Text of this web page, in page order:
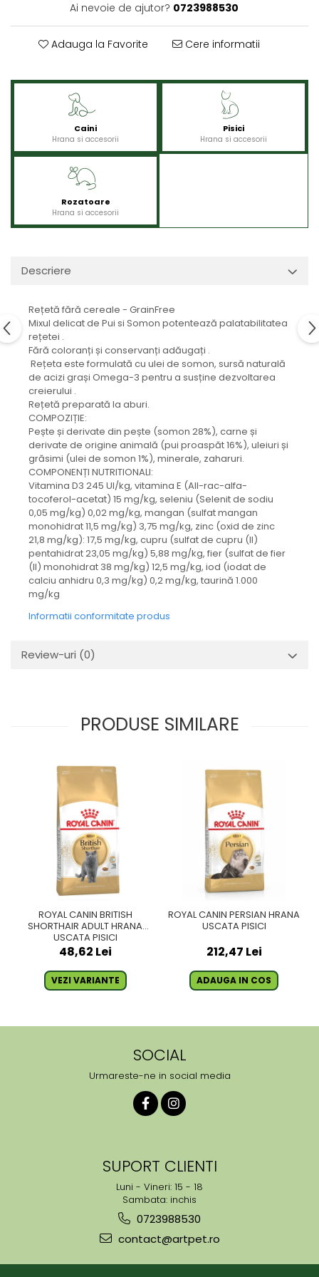
Ai nevoie de ajutor? 0723988530
Adauga la Favorite Cere informatii
Caini
Hrana si accesorii
Pisici
Hrana si accesorii
Rozatoare
Hrana si accesorii
Descriere
Rețetă fără cereale - GrainFree
Mixul delicat de Pui si Somon potentează palatabilitatea
rețetei .
Fără coloranți și conservanți adăugați .
Rețeta este formulată cu ulei de somon, sursă naturală
de acizi grași Omega-3 pentru a susține dezvoltarea
creierului .
Rețetă preparată la aburi.
COMPOZIȚIE:
Pește și derivate din pește (somon 28%), carne și
derivate de origine animală (pui proaspăt 16%), uleiuri și
grăsimi (ulei de somon 1%), minerale, zaharuri.
COMPONENȚI NUTRITIONALI:
Vitamina D3 245 UI/kg, vitamina E (All-rac-alfa-
tocoferol-acetat) 15 mg/kg, seleniu (Selenit de sodiu
0,05 mg/kg) 0,02 mg/kg, mangan (sulfat mangan
monohidrat 11,5 mg/kg) 3,75 mg/kg, zinc (oxid de zinc
21,8 mg/kg): 17,5 mg/kg, cupru (sulfat de cupru (II)
pentahidrat 23,05 mg/kg) 5,88 mg/kg, fier (sulfat de fier
(II) monohidrat 38 mg/kg) 12,5 mg/kg, iod (iodat de
calciu anhidru 0,3 mg/kg) 0,2 mg/kg, taurină 1.000
mg/kg
Informatii conformitate produs
Review-uri (0)
PRODUSE SIMILARE
ROYAL CANIN BRITISH
SHORTHAIR ADULT HRANA
USCATA PISICI
48,62 Lei
VEZI VARIANTE
ROYAL CANIN PERSIAN HRANA
USCATA PISICI
212,47 Lei
ADAUGA IN COS
SOCIAL
Urmareste-ne in social media
SUPORT CLIENTI
Luni - Vineri: 15 - 18
Sambata: inchis
0723988530
contact@artpet.ro